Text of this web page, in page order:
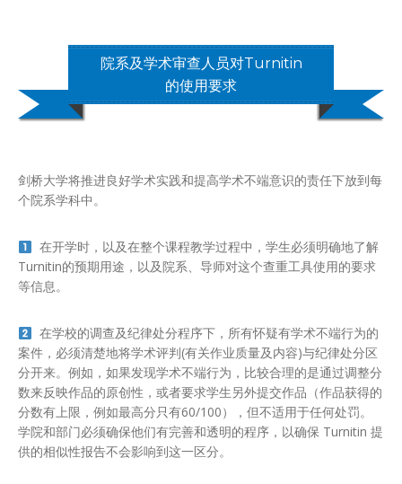
院系及学术审查人员对Turnitin
的使用要求
剑桥大学将推进良好学术实践和提高学术不端意识的责任下放到每
个院系学科中。
在开学时，以及在整个课程教学过程中，学生必须明确地了解
Turnitin的预期用途，以及院系、导师对这个查重工具使用的要求
等信息。
在学校的调查及纪律处分程序下，所有怀疑有学术不端行为的
案件，必须清楚地将学术评判(有关作业质量及内容)与纪律处分区
分开来。例如，如果发现学术不端行为，比较合理的是通过调整分
数来反映作品的原创性，或者要求学生另外提交作品（作品获得的
分数有上限，例如最高分只有60/100），但不适用于任何处罚。
学院和部门必须确保他们有完善和透明的程序，以确保 Turnitin 提
供的相似性报告不会影响到这一区分。